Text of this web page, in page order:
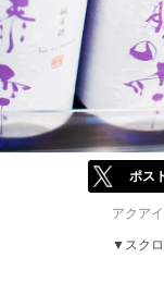
ポス
アクア
▼スク